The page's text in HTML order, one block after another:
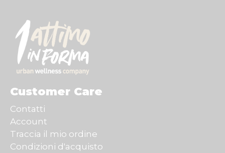
Customer Care
Contatti
Account
Traccia il mio ordine
Condizioni d'acquisto